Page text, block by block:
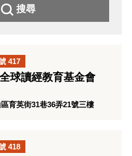
搜尋
417
球讀經教育基金會
育英街31巷36弄21號三樓
418